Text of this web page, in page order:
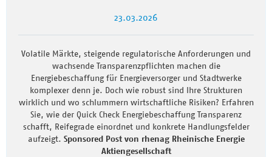
23.03.2026
Volatile Märkte, steigende regulatorische Anforderungen und
wachsende Transparenzpflichten machen die
Energiebeschaffung für Energieversorger und Stadtwerke
komplexer denn je. Doch wie robust sind Ihre Strukturen
wirklich und wo schlummern wirtschaftliche Risiken? Erfahren
Sie, wie der Quick Check Energiebeschaffung Transparenz
schafft, Reifegrade einordnet und konkrete Handlungsfelder
aufzeigt. Sponsored Post von rhenag Rheinische Energie
Aktiengesellschaft